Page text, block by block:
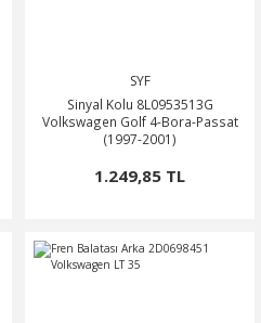
SYF
Sinyal Kolu 8L0953513G
Volkswagen Golf 4-Bora-Passat
(1997-2001)
1.249,85 TL